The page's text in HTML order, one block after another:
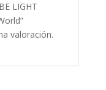
LIGHT
valoración.